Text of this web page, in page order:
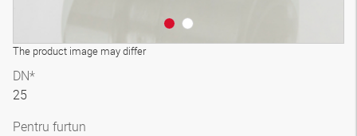
The product image may differ
DN*
25
Pentru furtun